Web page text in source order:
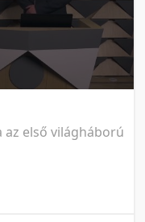
első világháború